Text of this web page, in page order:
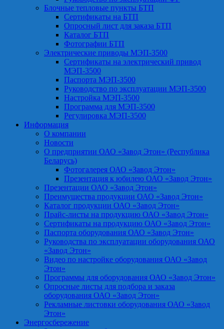
Блочные тепловые пункты БТП
Сертификаты на БТП
Опросный лист для заказа БТП
Каталог БТП
Фотографии БТП
Электрические приводы МЭП-3500
Сертификаты на электрический привод
МЭП-3500
Паспорта МЭП-3500
Руководство по эксплуатации МЭП-3500
Настройка МЭП-3500
Программа для МЭП-3500
Регулировка МЭП-3500
Информация
О компании
Новости
О предприятии ОАО «Завод Этон» (Республика
Беларусь)
Фотогалерея ОАО «Завод Этон»
Презентация к юбилею ОАО «Завод Этон»
Презентации ОАО «Завод Этон»
Преимущества продукции ОАО «Завод Этон»
Каталог продукции ОАО «Завод Этон»
Прайс-листы на продукцию ОАО «Завод Этон»
Сертификаты на продукцию ОАО «Завод Этон»
Паспорта оборудования ОАО «Завод Этон»
Руководства по эксплуатации оборудования ОАО
«Завод Этон»
Видео по настройке оборудования ОАО «Завод
Этон»
Программы для оборудования ОАО «Завод Этон»
Опросные листы для подбора и заказа
оборудования ОАО «Завод Этон»
Рекламные листовки оборудования ОАО «Завод
Этон»
Энергосбережение